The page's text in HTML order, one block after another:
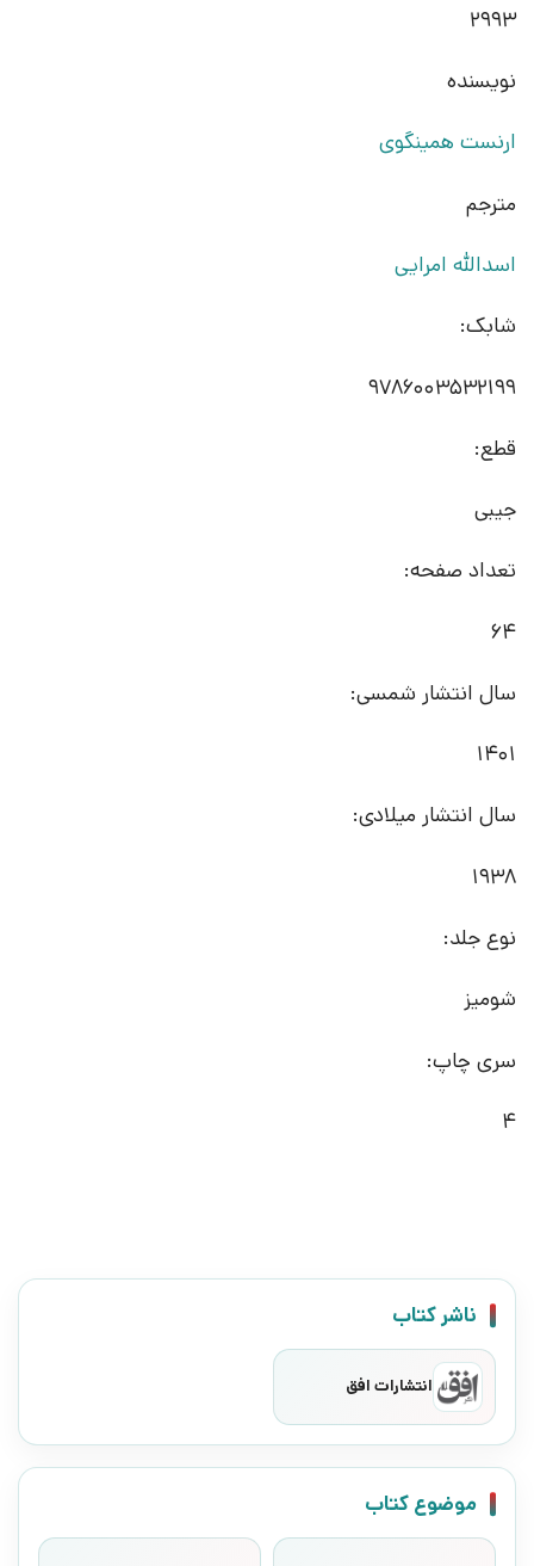
2993
نویسنده
ارنست همینگوی
مترجم
اسدالله امرایی
شابک:
9786003532199
قطع:
جیبی
تعداد صفحه:
64
سال انتشار شمسی:
1401
سال انتشار میلادی:
1938
نوع جلد:
شومیز
سری چاپ:
4
ناشر کتاب
انتشارات افق
موضوع کتاب